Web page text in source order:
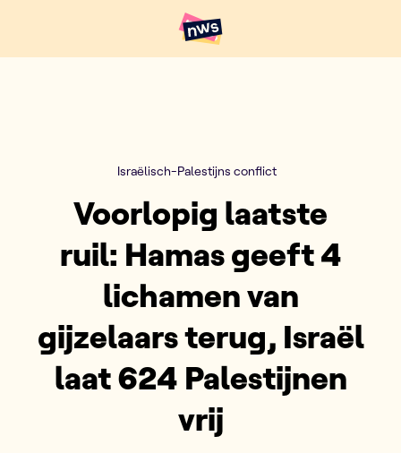
Hoofdpunten VRT NWS
Israëlisch-Palestijns conflict
Voorlopig laatste
ruil: Hamas geeft 4
lichamen van
gijzelaars terug, Israël
laat 624 Palestijnen
vrij